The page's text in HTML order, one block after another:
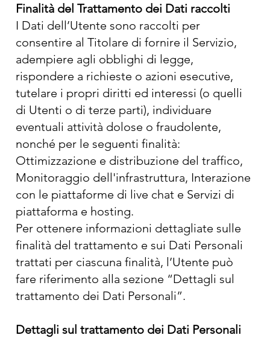
Finalità del Trattamento dei Dati raccolti
I Dati dell’Utente sono raccolti per
consentire al Titolare di fornire il Servizio,
adempiere agli obblighi di legge,
rispondere a richieste o azioni esecutive,
tutelare i propri diritti ed interessi (o quelli
di Utenti o di terze parti), individuare
eventuali attività dolose o fraudolente,
nonché per le seguenti finalità:
Ottimizzazione e distribuzione del traffico,
Monitoraggio dell'infrastruttura, Interazione
con le piattaforme di live chat e Servizi di
piattaforma e hosting.
Per ottenere informazioni dettagliate sulle
finalità del trattamento e sui Dati Personali
trattati per ciascuna finalità, l’Utente può
fare riferimento alla sezione “Dettagli sul
trattamento dei Dati Personali”.
Dettagli sul trattamento dei Dati Personali